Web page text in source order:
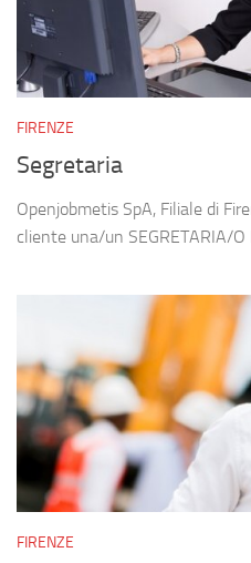
FIRENZE
Segretaria
Openjobmetis SpA, Filiale di
cliente una/un SEGRETARIA/O
FIRENZE